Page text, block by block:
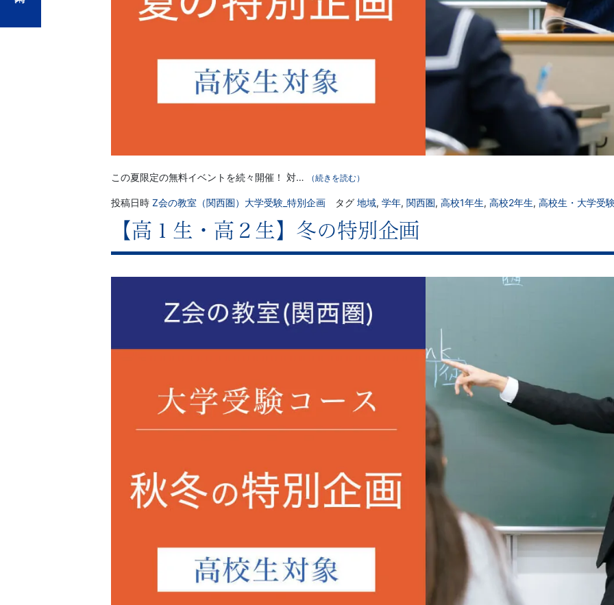
この夏限定の無料イベントを続々開催！ 対… （続きを読む）
投稿日時 Z会の教室（関西圏）大学受験_特別企画 タグ 地域, 学年, 関西圏, 高校1年生, 高校2年生, 高校生・大学受
【高１生・高２生】冬の特別企画